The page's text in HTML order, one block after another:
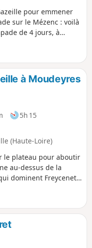
pour emmener
sur le Mézenc : voilà
de 4 jours, à
à Moudeyres
5h 15
(Haute-Loire)
le plateau pour aboutir
au-dessus de la
dominent Freycenet-
sont la
les hauts plateaux